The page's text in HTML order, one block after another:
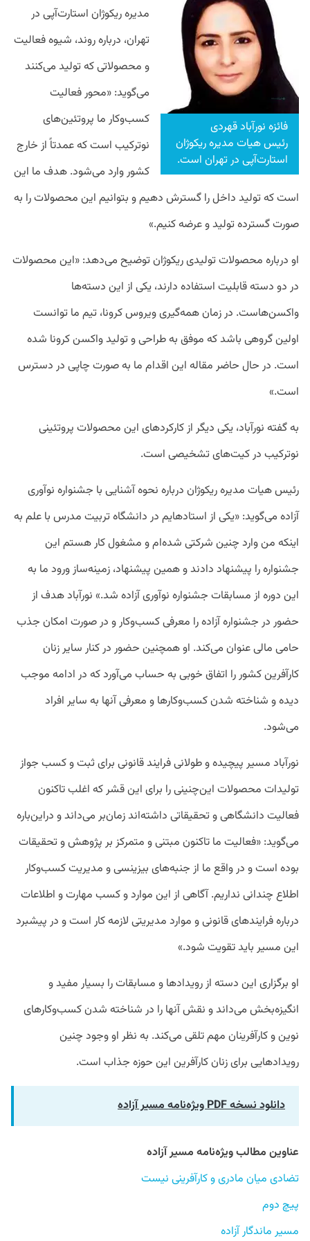
فائزه نورآباد قهردی
رئیس هیات مدیره ریکوژان
استارت‌آپی در تهران است.
مدیره ریکوژان استارت‌آپی در
تهران، درباره روند، شیوه فعالیت
و محصولاتی که تولید می‌کنند
می‌گوید: «محور فعالیت
کسب‌وکار ما پروتئین‌های
نوترکیب است که عمدتاً از خارج
کشور وارد می‌شود. هدف ما این
است که تولید داخل را گسترش دهیم و بتوانیم این محصولات را به
صورت گسترده تولید و عرضه کنیم.»
او درباره محصولات تولیدی ریکوژان توضیح می‌دهد: «این محصولات
در دو دسته قابلیت استفاده دارند، یکی از این دسته‌ها
واکسن‌هاست. در زمان همه‌گیری ویروس کرونا، تیم ما توانست
اولین گروهی باشد که موفق به طراحی و تولید واکسن کرونا شده
است. در حال حاضر مقاله این اقدام ما به صورت چاپی در دسترس
است.»
به گفته نورآباد، یکی دیگر از کارکردهای این محصولات پروتئینی
نوترکیب در کیت‌های تشخیصی است.
رئیس هیات مدیره ریکوژان درباره نحوه آشنایی با جشنواره نوآوری
آزاده می‌گوید: «یکی از استادهایم در دانشگاه تربیت مدرس با علم به
اینکه من وارد چنین شرکتی شده‌ام و مشغول کار هستم این
جشنواره را پیشنهاد دادند و همین پیشنهاد، زمینه‌ساز ورود ما به
این دوره از مسابقات جشنواره نوآوری آزاده شد.» نورآباد هدف از
حضور در جشنواره آزاده را معرفی کسب‌وکار و در صورت امکان جذب
حامی مالی عنوان می‌کند. او همچنین حضور در کنار سایر زنان
کارآفرین کشور را اتفاق خوبی به حساب می‌آورد که در ادامه موجب
دیده و شناخته شدن کسب‌وکارها و معرفی آنها به سایر افراد
می‌شود.
نورآباد مسیر پیچیده و طولانی فرایند قانونی برای ثبت و کسب جواز
تولیدات محصولات این‌چنینی را برای این قشر که اغلب تاکنون
فعالیت دانشگاهی و تحقیقاتی داشته‌اند زمان‌بر می‌داند و دراین‌باره
می‌گوید: «فعالیت ما تاکنون مبتنی و متمرکز بر پژوهش و تحقیقات
بوده است و در واقع ما از جنبه‌های بیزینسی و مدیریت کسب‌وکار
اطلاع چندانی نداریم. آگاهی از این موارد و کسب مهارت و اطلاعات
درباره فرایندهای قانونی و موارد مدیریتی لازمه کار است و در پیشبرد
این مسیر باید تقویت شود.»
او برگزاری این دسته از رویدادها و مسابقات را بسیار مفید و
انگیزه‌بخش می‌داند و نقش آنها را در شناخته شدن کسب‌وکارهای
نوین و کارآفرینان مهم تلقی می‌کند. به نظر او وجود چنین
رویدادهایی برای زنان کارآفرین این حوزه جذاب است.
دانلود نسخه PDF ویژه‌نامه مسیر آزاده
عناوین مطالب ویژه‌نامه مسیر آزاده
تضادی میان مادری و کارآفرینی نیست
پیچ دوم
مسیر ماندگار آزاده